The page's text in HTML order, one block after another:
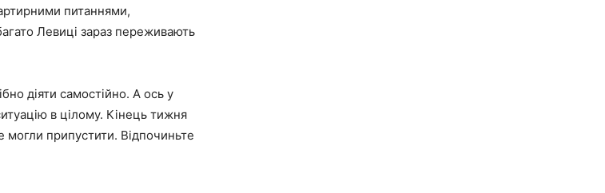
питаннями,
Левиці зараз переживають
діяти самостійно. А ось у
в цілому. Кінець тижня
могли припустити. Відпочиньте